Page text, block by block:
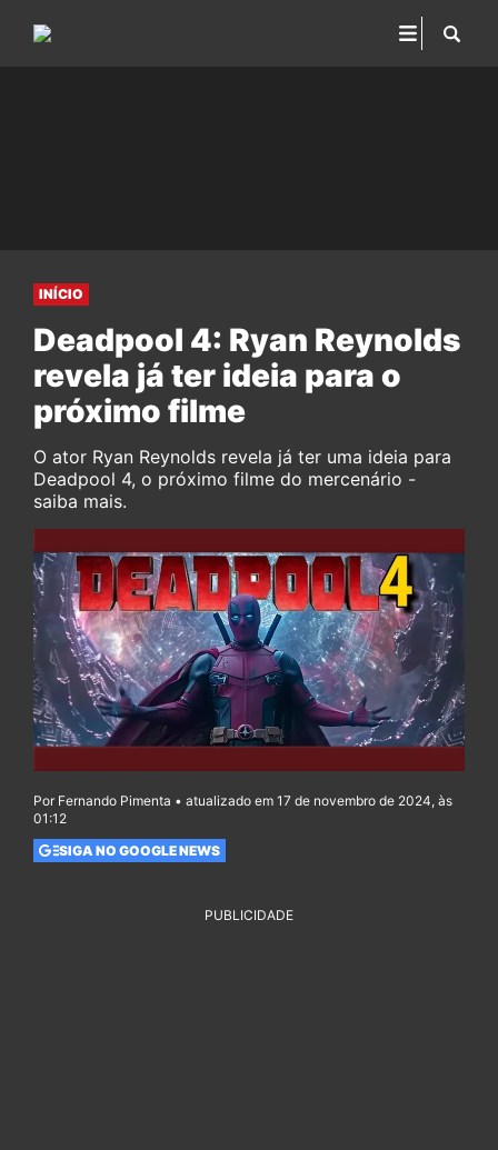
INÍCIO
Deadpool 4: Ryan Reynolds
revela já ter ideia para o
próximo filme
O ator Ryan Reynolds revela já ter uma ideia para
Deadpool 4, o próximo filme do mercenário -
saiba mais.
Por Fernando Pimenta • atualizado em 17 de novembro de 2024, às
01:12
SIGA NO GOOGLE NEWS
PUBLICIDADE